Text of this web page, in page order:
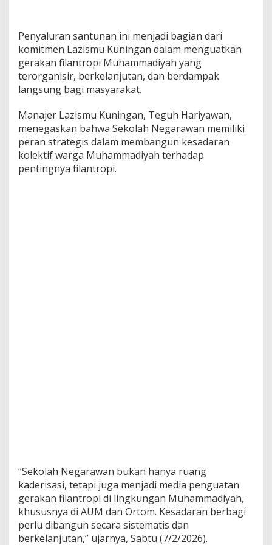
Penyaluran santunan ini menjadi bagian dari
komitmen Lazismu Kuningan dalam menguatkan
gerakan filantropi Muhammadiyah yang
terorganisir, berkelanjutan, dan berdampak
langsung bagi masyarakat.
Manajer Lazismu Kuningan, Teguh Hariyawan,
menegaskan bahwa Sekolah Negarawan memiliki
peran strategis dalam membangun kesadaran
kolektif warga Muhammadiyah terhadap
pentingnya filantropi.
“Sekolah Negarawan bukan hanya ruang
kaderisasi, tetapi juga menjadi media penguatan
gerakan filantropi di lingkungan Muhammadiyah,
khususnya di AUM dan Ortom. Kesadaran berbagi
perlu dibangun secara sistematis dan
berkelanjutan,” ujarnya, Sabtu (7/2/2026).